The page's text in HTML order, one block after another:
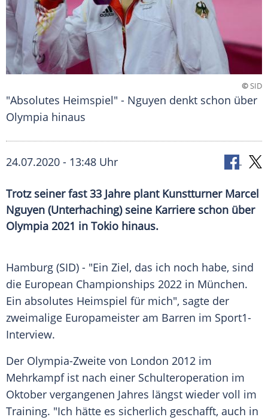
©SID
"Absolutes Heimspiel" - Nguyen denkt schon über
Olympia hinaus
24.07.2020 - 13:48 Uhr
Trotz seiner fast 33 Jahre plant Kunstturner Marcel
Nguyen (Unterhaching) seine Karriere schon über
Olympia 2021 in Tokio hinaus.
Hamburg (SID) - "Ein Ziel, das ich noch habe, sind
die European Championships 2022 in München.
Ein absolutes Heimspiel für mich", sagte der
zweimalige Europameister am Barren im Sport1-
Interview.
Der Olympia-Zweite von London 2012 im
Mehrkampf ist nach einer Schulteroperation im
Oktober vergangenen Jahres längst wieder voll im
Training. "Ich hätte es sicherlich geschafft, auch in